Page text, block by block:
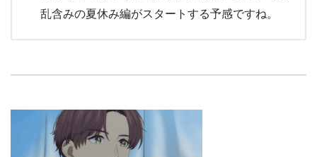
乱含みの夏休み編がスタートする予感ですね。